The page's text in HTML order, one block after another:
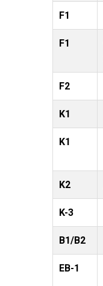
F1
F1
F2
K1
K1
K2
K-3
В1/В2
ЕВ-1